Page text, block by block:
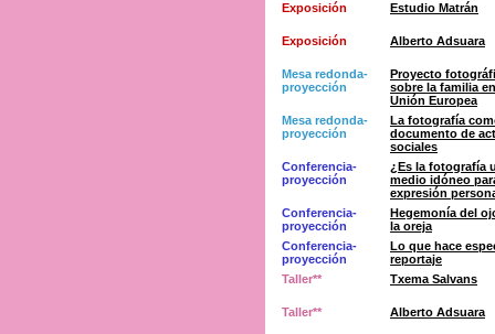
Exposición Estudio Matrán
Exposición Alberto Adsuara
Mesa redonda-
proyección
Proyecto
sobre la familia
Unión Europea
Mesa redonda-
proyección
La fotografía
documento de
sociales
Conferencia-
proyección
¿Es la fotografía
medio idóneo
expresión
Conferencia-
proyección
Hegemonía del
la oreja
Conferencia-
proyección
Lo que hace
reportaje
Taller**
Txema Salvans
Taller** Alberto Adsuara